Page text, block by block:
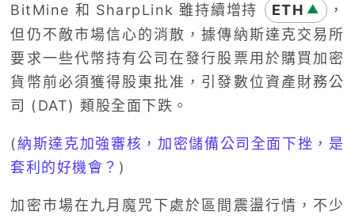
BitMine 和 SharpLink 雖持續增持
ETH ▲
，
但仍不敵市場信心的消散，據傳納斯達克交易所
要求一些代幣持有公司在發行股票用於購買加密
貨幣前必須獲得股東批准，引發數位資產財務公
司 (DAT) 類股全面下跌。
(納斯達克加強審核，加密儲備公司全面下挫，是
套利的好機會？ )
加密市場在九月魔咒下處於區間震盪行情，不少